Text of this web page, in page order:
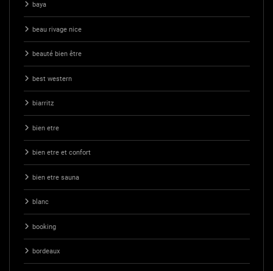
baya
beau rivage nice
beauté bien être
best western
biarritz
bien etre
bien etre et confort
bien etre sauna
blanc
booking
bordeaux